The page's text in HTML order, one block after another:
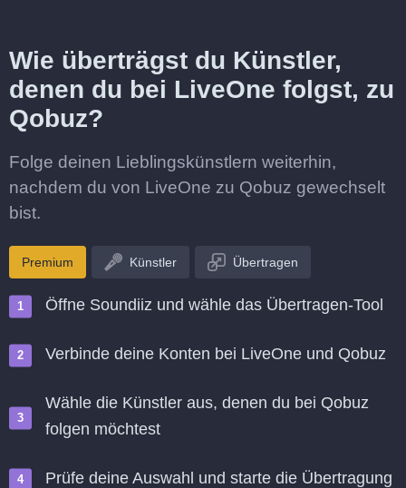
Wie überträgst du Künstler,
denen du bei LiveOne folgst, zu
Qobuz?
Folge deinen Lieblingskünstlern weiterhin,
nachdem du von LiveOne zu Qobuz gewechselt
bist.
Premium Künstler Übertragen
Öffne Soundiiz und wähle das Übertragen-Tool
Verbinde deine Konten bei LiveOne und Qobuz
Wähle die Künstler aus, denen du bei Qobuz
folgen möchtest
Prüfe deine Auswahl und starte die Übertragung